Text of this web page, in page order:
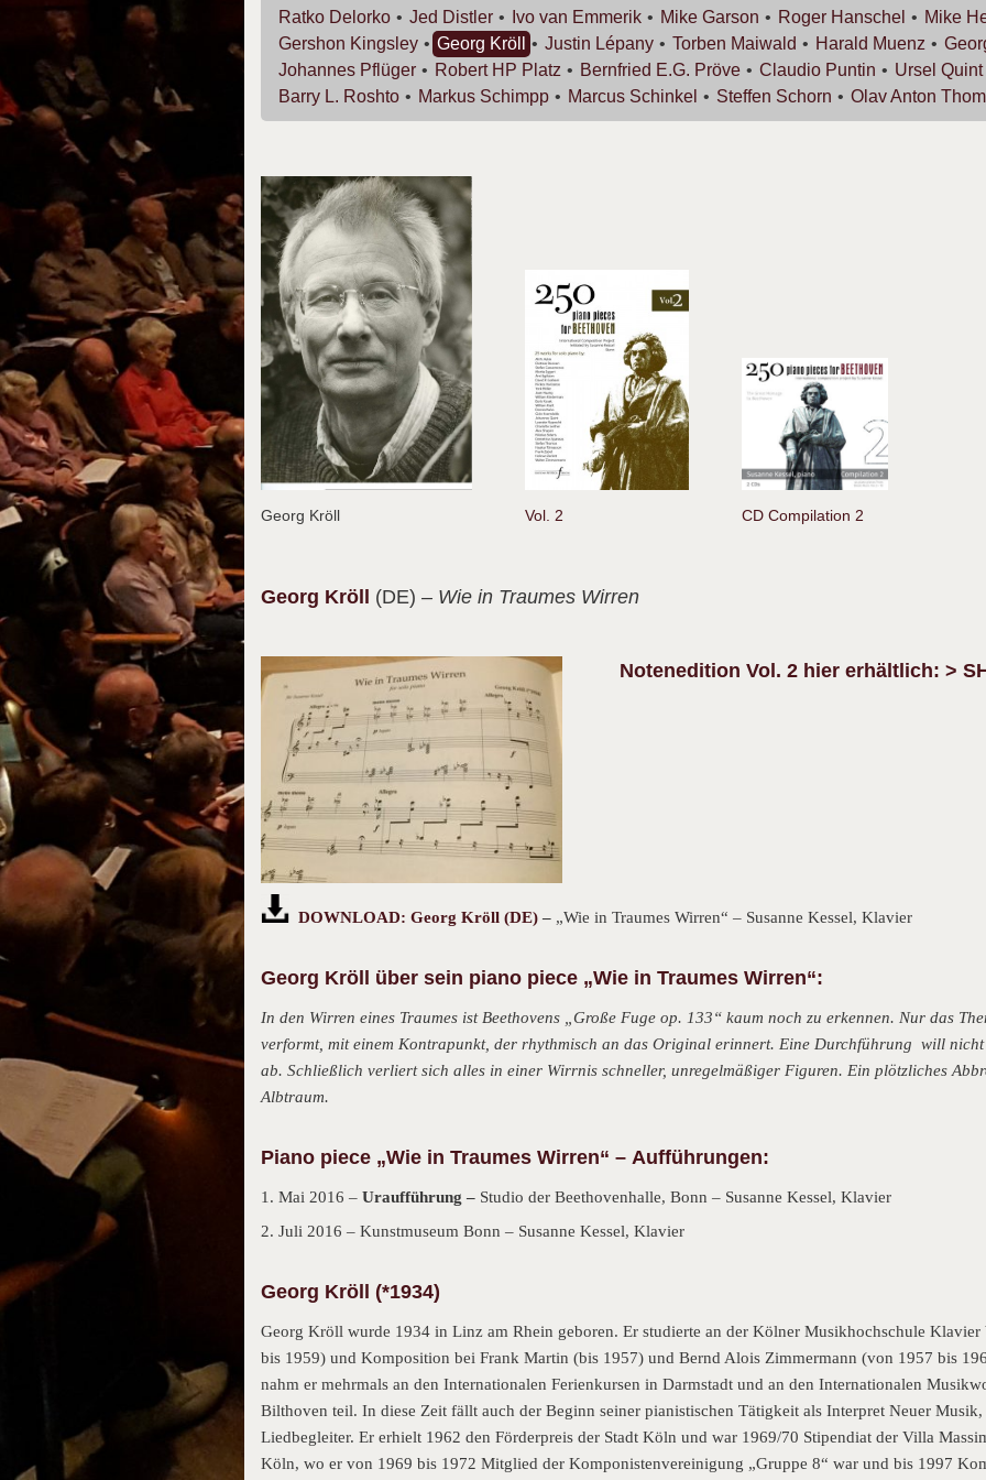
Ratko Delorko Jed Distler Ivo van Emmerik Mike Garson Roger Hanschel Mike
Gershon Kingsley Georg Kröll Justin Lépany Torben Maiwald Harald Muenz
Johannes Pflüger Robert HP Platz Bernfried E.G. Pröve Claudio Puntin Ursel Quint
Barry L. Roshto Markus Schimpp Marcus Schinkel Steffen Schorn Olav Anton
Georg Kröll Vol. 2 CD Compilation 2
Georg Kröll (DE) – Wie in Traumes Wirren
Notenedition Vol. 2 hier erhältlich: >
DOWNLOAD: Georg Kröll (DE) – „Wie in Traumes Wirren“ – Susanne Kessel, Klavier
Georg Kröll über sein piano piece „Wie in Traumes Wirren“:
In den Wirren eines Traumes ist Beethovens „Große Fuge op. 133“ kaum noch zu erkennen. Nur das
verformt, mit einem Kontrapunkt, der rhythmisch an das Original erinnert. Eine Durchführung will
ab. Schließlich verliert sich alles in einer Wirrnis schneller, unregelmäßiger Figuren. Ein plötzliches
Albtraum.
Piano piece „Wie in Traumes Wirren“ – Aufführungen:
1. Mai 2016 – Uraufführung – Studio der Beethovenhalle, Bonn – Susanne Kessel, Klavier
2. Juli 2016 – Kunstmuseum Bonn – Susanne Kessel, Klavier
Georg Kröll (*1934)
Georg Kröll wurde 1934 in Linz am Rhein geboren. Er studierte an der Kölner Musikhochschule
bis 1959) und Komposition bei Frank Martin (bis 1957) und Bernd Alois Zimmermann (von 1957 bis
nahm er mehrmals an den Internationalen Ferienkursen in Darmstadt und an den Internationalen
Bilthoven teil. In diese Zeit fällt auch der Beginn seiner pianistischen Tätigkeit als Interpret Neuer
Liedbegleiter. Er erhielt 1962 den Förderpreis der Stadt Köln und war 1969/70 Stipendiat der Villa
Köln, wo er von 1969 bis 1972 Mitglied der Komponistenvereinigung „Gruppe 8“ war und bis 1997